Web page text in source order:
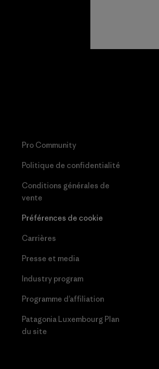
Pro Community
Politique de confidentialité
Conditions générales de
vente
Préférences de cookie
Carrières
Presse et media
Industry program
Programme d’affiliation
Patagonia Luxembourg Plan
du site